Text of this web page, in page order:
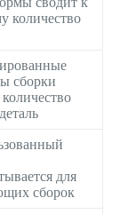
количество
сборки
для
сборок